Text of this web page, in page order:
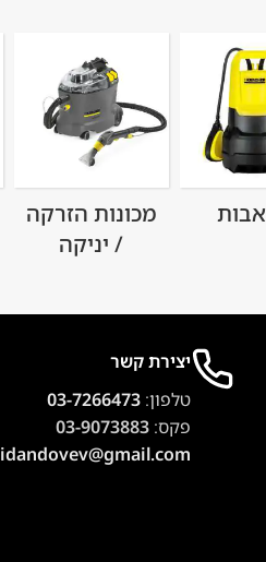
מכונות הזרקה
/ יניקה
יצירת קשר
טלפון:03-7266473
פקס:03-9073883
idandovev@gmail.com